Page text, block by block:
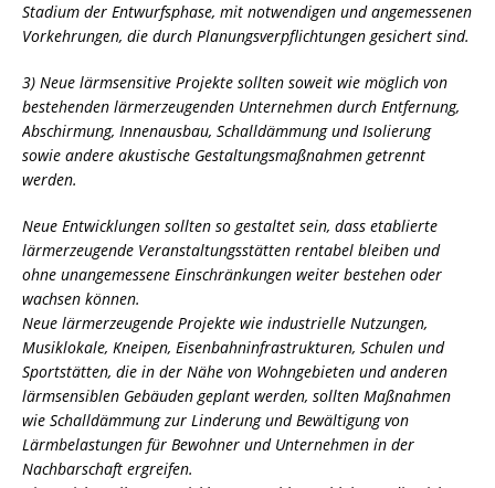
Stadium der Entwurfsphase, mit notwendigen und angemessenen
Vorkehrungen, die durch Planungsverpflichtungen gesichert sind.
3) Neue lärmsensitive Projekte sollten soweit wie möglich von
bestehenden lärmerzeugenden Unternehmen durch Entfernung,
Abschirmung, Innenausbau, Schalldämmung und Isolierung
sowie andere akustische Gestaltungsmaßnahmen getrennt
werden.
Neue Entwicklungen sollten so gestaltet sein, dass etablierte
lärmerzeugende Veranstaltungsstätten rentabel bleiben und
ohne unangemessene Einschränkungen weiter bestehen oder
wachsen können.
Neue lärmerzeugende Projekte wie industrielle Nutzungen,
Musiklokale, Kneipen, Eisenbahninfrastrukturen, Schulen und
Sportstätten, die in der Nähe von Wohngebieten und anderen
lärmsensiblen Gebäuden geplant werden, sollten Maßnahmen
wie Schalldämmung zur Linderung und Bewältigung von
Lärmbelastungen für Bewohner und Unternehmen in der
Nachbarschaft ergreifen.